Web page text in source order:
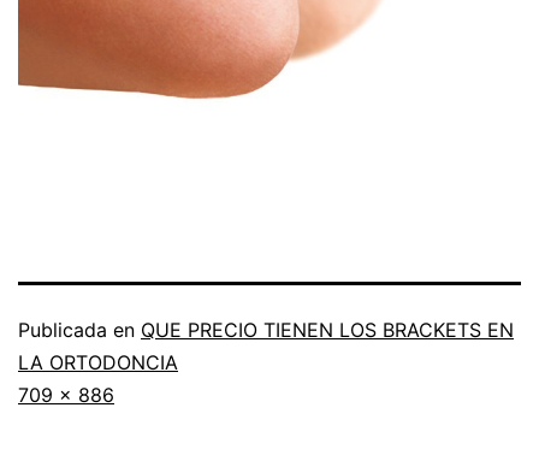
Publicada en QUE PRECIO TIENEN LOS BRACKETS EN
LA ORTODONCIA
Tamaño
709 × 886